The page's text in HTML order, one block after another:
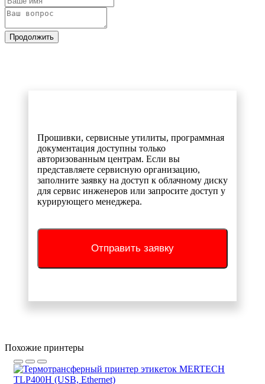
Продолжить
Прошивки, сервисные утилиты, программная
документация доступны только
авторизованным центрам. Если вы
представляете сервисную организацию,
заполните заявку на доступ к облачному диску
для сервис инженеров или запросите доступ у
курирующего менеджера.
Отправить заявку
Похожие принтеры